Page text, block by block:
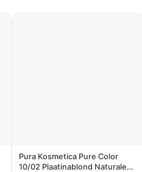
Pura Kosmetica Pure Color
10/02 Plaatinablond Naturale